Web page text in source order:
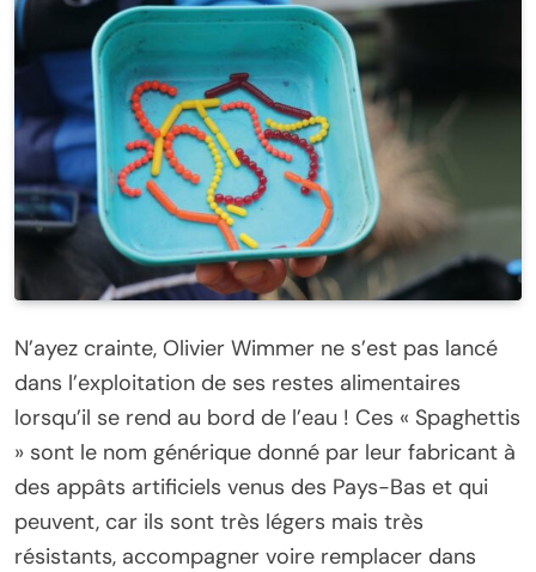
N’ayez crainte, Olivier Wimmer ne s’est pas lancé
dans l’exploitation de ses restes alimentaires
lorsqu’il se rend au bord de l’eau ! Ces « Spaghettis
» sont le nom générique donné par leur fabricant à
des appâts artificiels venus des Pays-Bas et qui
peuvent, car ils sont très légers mais très
résistants, accompagner voire remplacer dans